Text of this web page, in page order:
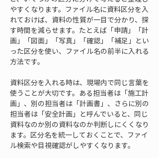
やすくなります。ファイル名に資料区分を入
れておけば、資料の性質が一目で分かり、探
す時間を減らせます。たとえば「申請」「計
画」「図面」「写真」「確認」「補足」とい
った区分を使い、ファイル名の前半に入れる
方法です。
資料区分を入れる時は、現場内で同じ言葉を
使うことが大切です。ある担当者は「施工計
画」、別の担当者は「計画書」、さらに別の
担当者は「安全計画」と呼んでいると、同じ
資料なのか別の資料なのか判断しにくくなり
ます。区分名を統一しておくことで、ファイ
ル検索や目視確認がしやすくなります。